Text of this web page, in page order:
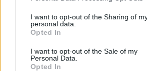
I want to opt-out of the Sharing of
personal data.
Opted In
I want to opt-out of the Sale of my
Personal Data.
Opted In
РЕКОРДНА
евра размена со
расте побрзо од